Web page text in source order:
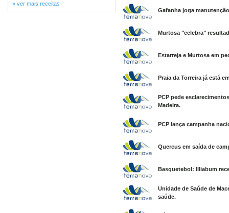
» ver mais receitas
Gafanha joga
Murtosa "celebra"
Estarreja e Murtosa em
Praia da Torreira já está
PCP pede
Madeira.
PCP lança campanha
Quercus em saída de
Basquetebol: Illiabum
Unidade de Saúde de
saúde.